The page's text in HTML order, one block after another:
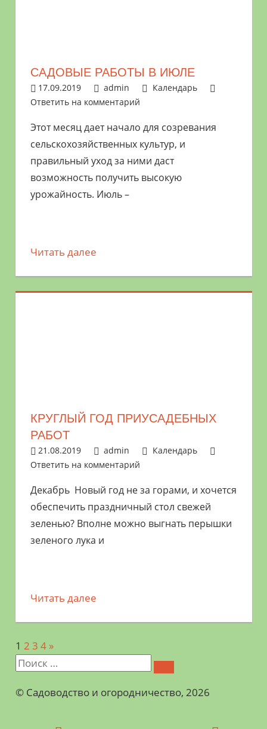
САДОВЫЕ РАБОТЫ В ИЮЛЕ
17.09.2019 admin
Календарь
Ответить на комментарий
Этот месяц дает начало для созревания
сельскохозяйственных культур, и
правильный уход за ними даст
возможность получить высокую
урожайность. Июль –
Читать далее
КРУГЛЫЙ ГОД ПРИУСАДЕБНЫХ
РАБОТ
21.08.2019 admin
Календарь
Ответить на комментарий
Декабрь Новый год не за горами, и хочется
обеспечить праздничный стол свежей
зеленью? Вполне можно выгнать перышки
зеленого лука и
Читать далее
Навигация
по
1 2 3 4 Следующий
»
©️ Садоводство и огородничество, 2026